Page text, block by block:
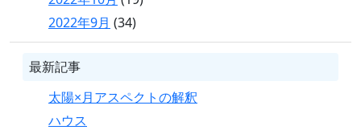
2022年9月 (34)
最新記事
太陽×月アスペクトの解釈
ハウス